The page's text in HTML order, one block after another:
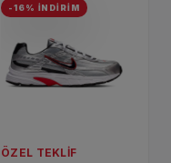
-16% İNDİRİM
ÖZEL TEKLIF